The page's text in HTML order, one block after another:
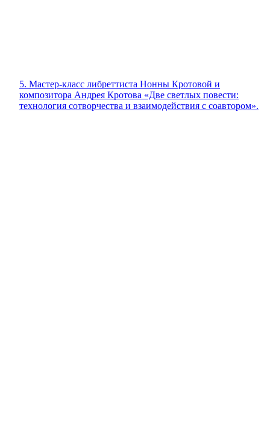
5. Мастер-класс либреттиста Нонны Кротовой и
композитора Андрея Кротова «Две светлых повести:
технология сотворчества и взаимодействия с соавтором».